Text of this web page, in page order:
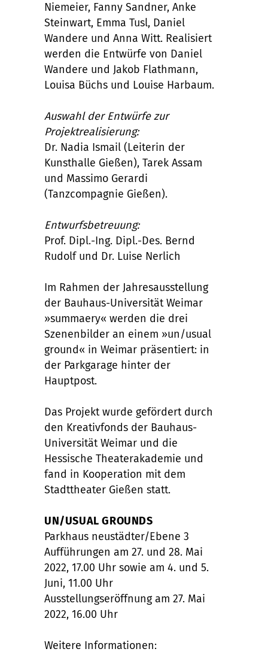
Niemeier, Fanny Sandner, Anke
Steinwart, Emma Tusl, Daniel
Wandere und Anna Witt. Realisiert
werden die Entwürfe von Daniel
Wandere und Jakob Flathmann,
Louisa Büchs und Louise Harbaum.
Auswahl der Entwürfe zur
Projektrealisierung:
Dr. Nadia Ismail (Leiterin der
Kunsthalle Gießen), Tarek Assam
und Massimo Gerardi
(Tanzcompagnie Gießen).
Entwurfsbetreuung:
Prof. Dipl.-Ing. Dipl.-Des. Bernd
Rudolf und Dr. Luise Nerlich
Im Rahmen der Jahresausstellung
der Bauhaus-Universität Weimar
»summaery« werden die drei
Szenenbilder an einem »un/usual
ground« in Weimar präsentiert: in
der Parkgarage hinter der
Hauptpost.
Das Projekt wurde gefördert durch
den Kreativfonds der Bauhaus-
Universität Weimar und die
Hessische Theaterakademie und
fand in Kooperation mit dem
Stadttheater Gießen statt.
UN/USUAL GROUNDS
Parkhaus neustädter/Ebene 3
Aufführungen am 27. und 28. Mai
2022, 17.00 Uhr sowie am 4. und 5.
Juni, 11.00 Uhr
Ausstellungseröffnung am 27. Mai
2022, 16.00 Uhr
Weitere Informationen: